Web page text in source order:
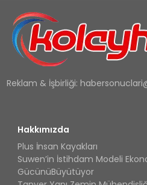
Reklam & İşbirliği:
Hakkımızda
Plus İnsan Kayakları
Suwen’in İstihdam Modeli
GücünüBüyütüyor